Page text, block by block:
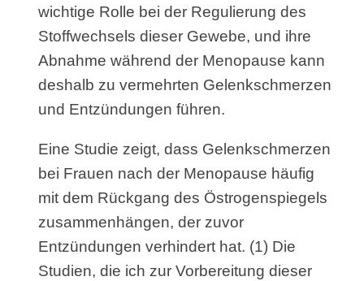
wichtige Rolle bei der Regulierung des
Stoffwechsels dieser Gewebe, und ihre
Abnahme während der Menopause kann
deshalb zu vermehrten Gelenkschmerzen
und Entzündungen führen.
Eine Studie zeigt, dass Gelenkschmerzen
bei Frauen nach der Menopause häufig
mit dem Rückgang des Östrogenspiegels
zusammenhängen, der zuvor
Entzündungen verhindert hat. (1) Die
Studien, die ich zur Vorbereitung dieser